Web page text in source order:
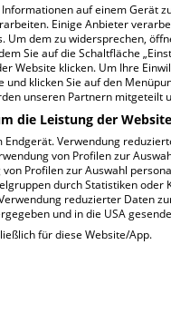
keine
möglich.
auf einem Gerät
Einige Anbieter
dem zu widersprechen,
Sie auf die Schaltfläche
Website klicken. Um Ihre
klicken Sie auf den
unseren Partnern mitgeteilt
die Leistung der
Verwendung
von Profilen zur
Profilen zur Auswahl
durch Statistiken
reduzierter Daten
und in die USA
für diese Website/App.